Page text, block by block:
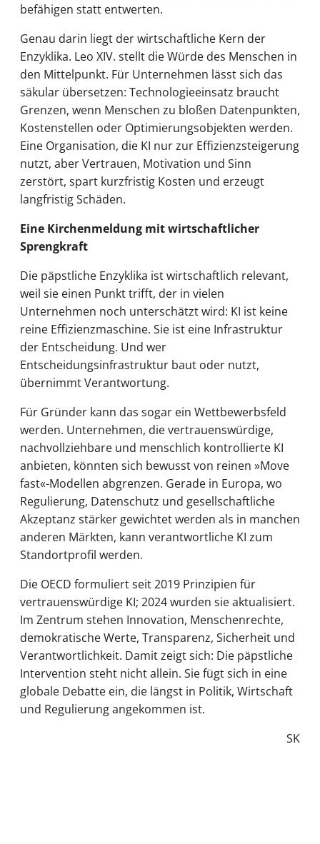
befähigen statt entwerten.
Genau darin liegt der wirtschaftliche Kern der
Enzyklika. Leo XIV. stellt die Würde des Menschen in
den Mittelpunkt. Für Unternehmen lässt sich das
säkular übersetzen: Technologieeinsatz braucht
Grenzen, wenn Menschen zu bloßen Datenpunkten,
Kostenstellen oder Optimierungsobjekten werden.
Eine Organisation, die KI nur zur Effizienzsteigerung
nutzt, aber Vertrauen, Motivation und Sinn
zerstört, spart kurzfristig Kosten und erzeugt
langfristig Schäden.
Eine Kirchenmeldung mit wirtschaftlicher
Sprengkraft
Die päpstliche Enzyklika ist wirtschaftlich relevant,
weil sie einen Punkt trifft, der in vielen
Unternehmen noch unterschätzt wird: KI ist keine
reine Effizienzmaschine. Sie ist eine Infrastruktur
der Entscheidung. Und wer
Entscheidungsinfrastruktur baut oder nutzt,
übernimmt Verantwortung.
Für Gründer kann das sogar ein Wettbewerbsfeld
werden. Unternehmen, die vertrauenswürdige,
nachvollziehbare und menschlich kontrollierte KI
anbieten, könnten sich bewusst von reinen »Move
fast«-Modellen abgrenzen. Gerade in Europa, wo
Regulierung, Datenschutz und gesellschaftliche
Akzeptanz stärker gewichtet werden als in manchen
anderen Märkten, kann verantwortliche KI zum
Standortprofil werden.
Die OECD formuliert seit 2019 Prinzipien für
vertrauenswürdige KI; 2024 wurden sie aktualisiert.
Im Zentrum stehen Innovation, Menschenrechte,
demokratische Werte, Transparenz, Sicherheit und
Verantwortlichkeit. Damit zeigt sich: Die päpstliche
Intervention steht nicht allein. Sie fügt sich in eine
globale Debatte ein, die längst in Politik, Wirtschaft
und Regulierung angekommen ist.
SK